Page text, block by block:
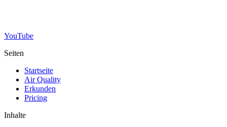
YouTube
Seiten
Startseite
Air Quality
Erkunden
Pricing
Inhalte